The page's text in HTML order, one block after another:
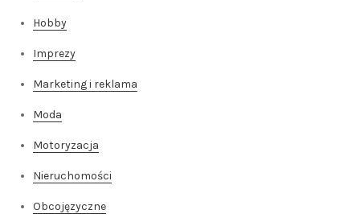
Hobby
Imprezy
Marketing i reklama
Moda
Motoryzacja
Nieruchomości
Obcojęzyczne